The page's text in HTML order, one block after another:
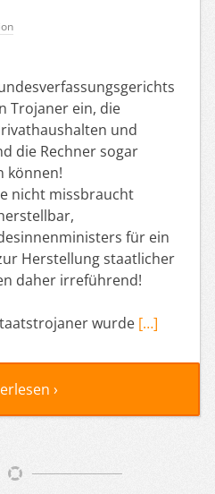
Trojaner ein, die
und
die Rechner sogar
können!
nicht missbraucht
für ein
Herstellung staatlicher
daher irreführend!
wurde […]
›